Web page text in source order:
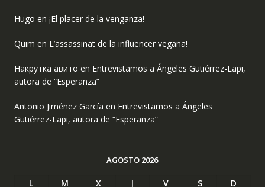
Hugo en ¡El placer de la venganza!
Quim en L’assassinat de la influencer vegana!
Накрутка авито en Entrevistamos a Ángeles Gutiérrez-Lapi,
autora de “Esperanza”
Antonio Jiménez García en Entrevistamos a Ángeles
Gutiérrez-Lapi, autora de “Esperanza”
AGOSTO 2026
L M X J V S D